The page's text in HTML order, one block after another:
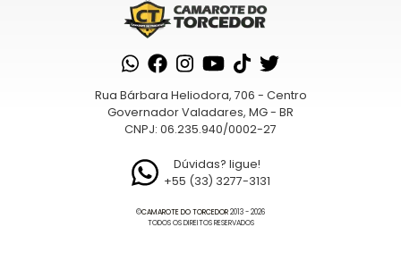
Rua Bárbara Heliodora, 706 - Centro
Governador Valadares, MG - BR
CNPJ: 06.235.940/0002-27
Dúvidas? ligue!
+55 (33) 3277-3131
©CAMAROTE DO TORCEDOR2013 - 2026
TODOS OS DIREITOS RESERVADOS